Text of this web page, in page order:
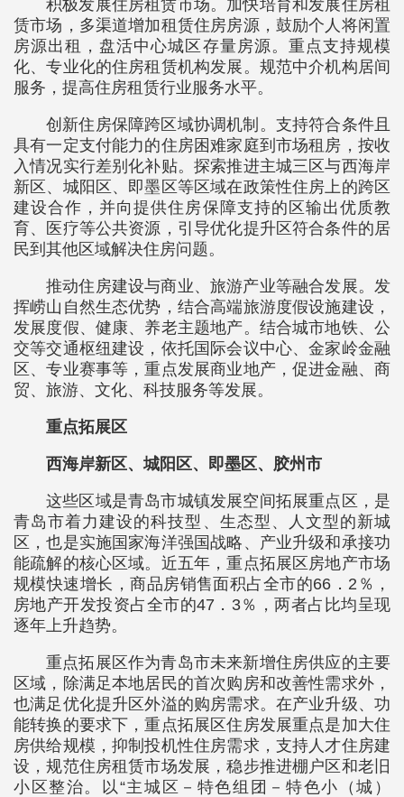
积极发展住房租赁市场。加快培育和发展住房租
赁市场，多渠道增加租赁住房房源，鼓励个人将闲置
房源出租，盘活中心城区存量房源。重点支持规模
化、专业化的住房租赁机构发展。规范中介机构居间
服务，提高住房租赁行业服务水平。
创新住房保障跨区域协调机制。支持符合条件且
具有一定支付能力的住房困难家庭到市场租房，按收
入情况实行差别化补贴。探索推进主城三区与西海岸
新区、城阳区、即墨区等区域在政策性住房上的跨区
建设合作，并向提供住房保障支持的区输出优质教
育、医疗等公共资源，引导优化提升区符合条件的居
民到其他区域解决住房问题。
推动住房建设与商业、旅游产业等融合发展。发
挥崂山自然生态优势，结合高端旅游度假设施建设，
发展度假、健康、养老主题地产。结合城市地铁、公
交等交通枢纽建设，依托国际会议中心、金家岭金融
区、专业赛事等，重点发展商业地产，促进金融、商
贸、旅游、文化、科技服务等发展。
重点拓展区
西海岸新区、城阳区、即墨区、胶州市
这些区域是青岛市城镇发展空间拓展重点区，是
青岛市着力建设的科技型、生态型、人文型的新城
区，也是实施国家海洋强国战略、产业升级和承接功
能疏解的核心区域。近五年，重点拓展区房地产市场
规模快速增长，商品房销售面积占全市的66．2％，
房地产开发投资占全市的47．3％，两者占比均呈现
逐年上升趋势。
重点拓展区作为青岛市未来新增住房供应的主要
区域，除满足本地居民的首次购房和改善性需求外，
也满足优化提升区外溢的购房需求。在产业升级、功
能转换的要求下，重点拓展区住房发展重点是加大住
房供给规模，抑制投机性住房需求，支持人才住房建
设，规范住房租赁市场发展，稳步推进棚户区和老旧
小区整治。以“主城区－特色组团－特色小（城）